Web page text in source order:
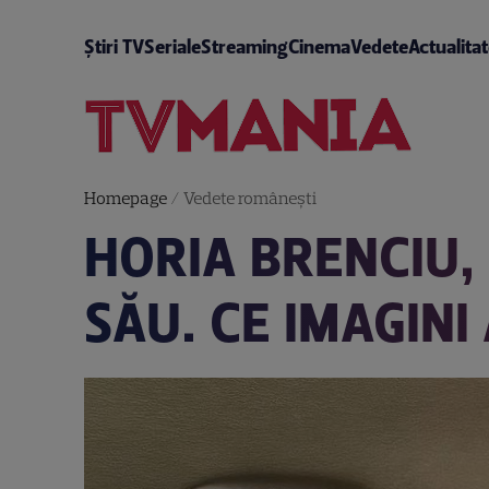
Știri TVSerialeStreamingCinemaVedete
Homepage/ Vedete româneşti
HORIA
SĂU. CE